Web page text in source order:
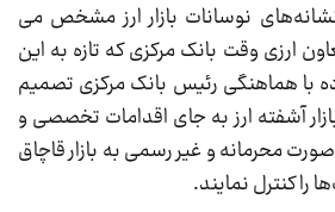
سال ۹۶ که نشانه‌های نوسانات بازار ارز مشخص می­‌
ارزی وقت بانک مرکزی که تازه به این
هماهنگی رئیس بانک مرکزی تصمیم
آشفته ارز به جای اقدامات تخصصی و
صورت محرمانه و غیر رسمی به بازار قاچاق
را کنترل نمایند.